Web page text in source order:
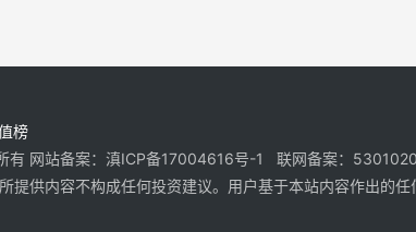
榜
有 网站备案：滇ICP备17004616号-1 联网备案：
提供内容不构成任何投资建议。用户基于本站内容作出的